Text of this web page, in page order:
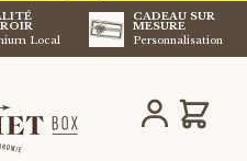
Local
CADEAU SUR
MESURE
Personnalisation
Chariot